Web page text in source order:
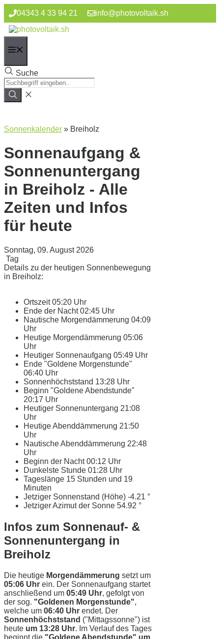
Zum
Inhalt
springen
04343 4 33 94 21 info@photovoltaik.sh
Suche
Sonnenkalender » Breiholz
Sonnenaufgang &
Sonnenuntergang
in Breiholz - Alle
Zeiten und Infos
für heute
Sonntag, 09. August 2026
Tag
Details zu der heutigen Sonnenbewegung
in Breiholz:
Ortszeit05:20 Uhr
Ende der Nacht02:45 Uhr
Nautische Morgendämmerung 04:09
Uhr
Heutige Morgendämmerung 05:06
Uhr
Heutiger Sonnenaufgang 05:49 Uhr
Ende "Goldene Morgenstunde"
06:40 Uhr
Sonnenhöchststand 13:28 Uhr
Beginn "Goldene Abendstunde"
20:17 Uhr
Heutiger Sonnenuntergang 21:08
Uhr
Heutige Abenddämmerung 21:50
Uhr
Nautische Abenddämmerung 22:48
Uhr
Beginn der Nacht00:12 Uhr
Dunkelste Stunde 01:28 Uhr
Tageslänge 15 Stunden und 19
Minuten
Jetziger Sonnenstand (Höhe) -4.21 °
Jetziger Azimut der Sonne 54.92 °
Infos zum Sonnenauf- &
Sonnenuntergang in
Breiholz
Die heutige Morgendämmerung setzt um
05:06 Uhr ein. Der Sonnenaufgang startet
anschließend um 05:49 Uhr, gefolgt von
der sog. "Goldenen Morgenstunde",
welche um 06:40 Uhr endet. Der
Sonnenhöchststand ("Mittagssonne") ist
heute um 13:28 Uhr. Im Verlauf des Tages
beginnt die "Goldene Abendstunde" um